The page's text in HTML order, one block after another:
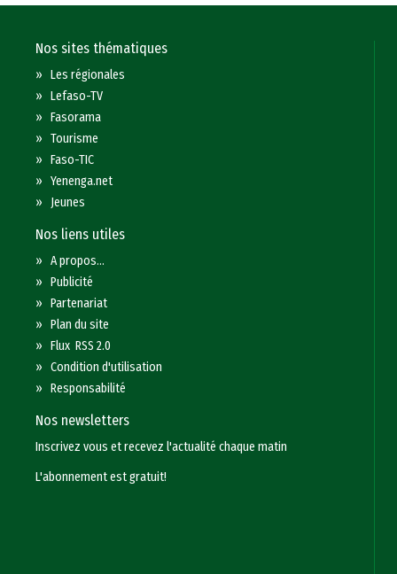
Nos sites thématiques
»Les régionales
»Lefaso-TV
»Fasorama
»Tourisme
»Faso-TIC
»Yenenga.net
» Jeunes
Nos liens utiles
»A propos...
»Publicité
»Partenariat
»Plan du site
»Flux RSS 2.0
»Condition d'utilisation
»Responsabilité
Nos newsletters
Inscrivez vous et recevez l'actualité chaque matin
L'abonnement est gratuit!